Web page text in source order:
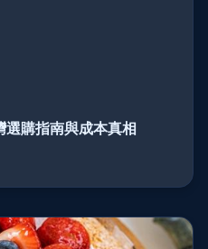
購指南與成本真相